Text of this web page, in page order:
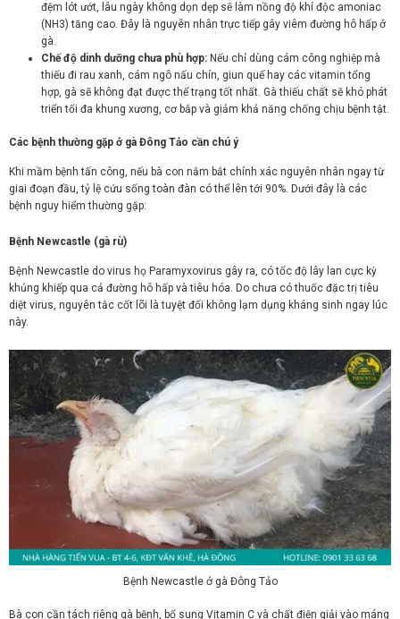
đệm lót ướt, lâu ngày không dọn dẹp sẽ làm nồng độ khí độc amoniac
(NH3) tăng cao. Đây là nguyên nhân trực tiếp gây viêm đường hô hấp ở
gà.
Chế độ dinh dưỡng chưa phù hợp: Nếu chỉ dùng cám công nghiệp mà
thiếu đi rau xanh, cám ngô nấu chín, giun quế hay các vitamin tổng
hợp, gà sẽ không đạt được thể trạng tốt nhất. Gà thiếu chất sẽ khó phát
triển tối đa khung xương, cơ bắp và giảm khả năng chống chịu bệnh tật.
Các bệnh thường gặp ở gà Đông Tảo cần chú ý
Khi mầm bệnh tấn công, nếu bà con nắm bắt chính xác nguyên nhân ngay từ
giai đoạn đầu, tỷ lệ cứu sống toàn đàn có thể lên tới 90%. Dưới đây là các
bệnh nguy hiểm thường gặp:
Bệnh Newcastle (gà rù)
Bệnh Newcastle do virus họ Paramyxovirus gây ra, có tốc độ lây lan cực kỳ
khủng khiếp qua cả đường hô hấp và tiêu hóa. Do chưa có thuốc đặc trị tiêu
diệt virus, nguyên tắc cốt lõi là tuyệt đối không lạm dụng kháng sinh ngay lúc
này.
Bệnh Newcastle ở gà Đông Tảo
Bà con cần tách riêng gà bệnh, bổ sung Vitamin C và chất điện giải vào máng